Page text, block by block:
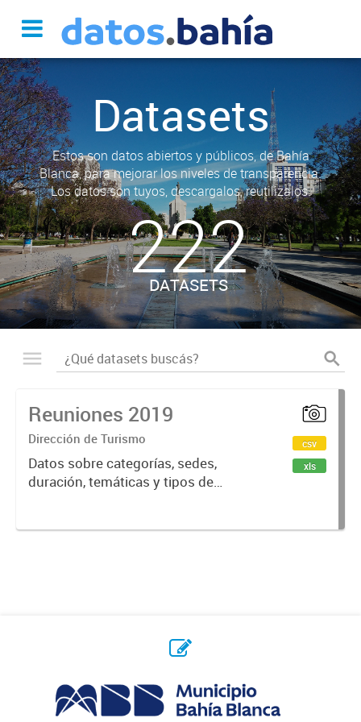
Datasets
Estos son datos abiertos y públicos, de Bahía
Blanca, para mejorar los niveles de transparencia.
Los datos son tuyos, descargalos, reutilizalos.
222
DATASETS
Reuniones 2019
Dirección de Turismo
Datos sobre categorías, sedes,
duración, temáticas y tipos de
csv
xls